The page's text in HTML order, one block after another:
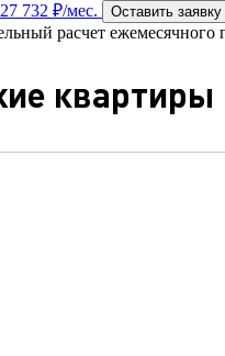
732 ₽/мес. Оставить заявку
расчет ежемесячного
квартиры